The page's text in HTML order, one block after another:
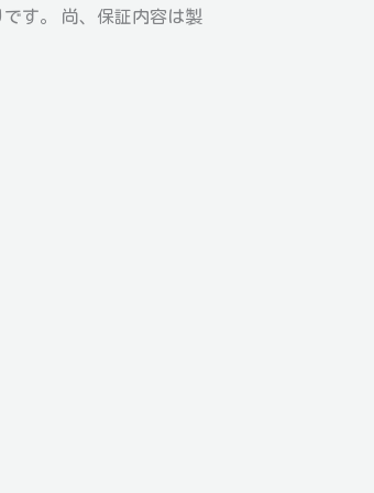
す。 尚、保証内容は製